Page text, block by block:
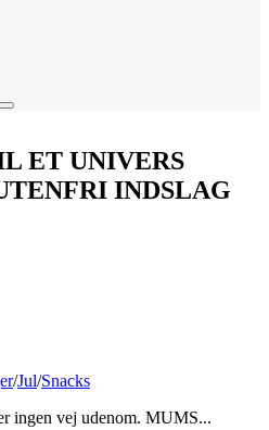
ET UNIVERS
INDSLAG
/Jul/Snacks
ingen vej udenom. MUMS...